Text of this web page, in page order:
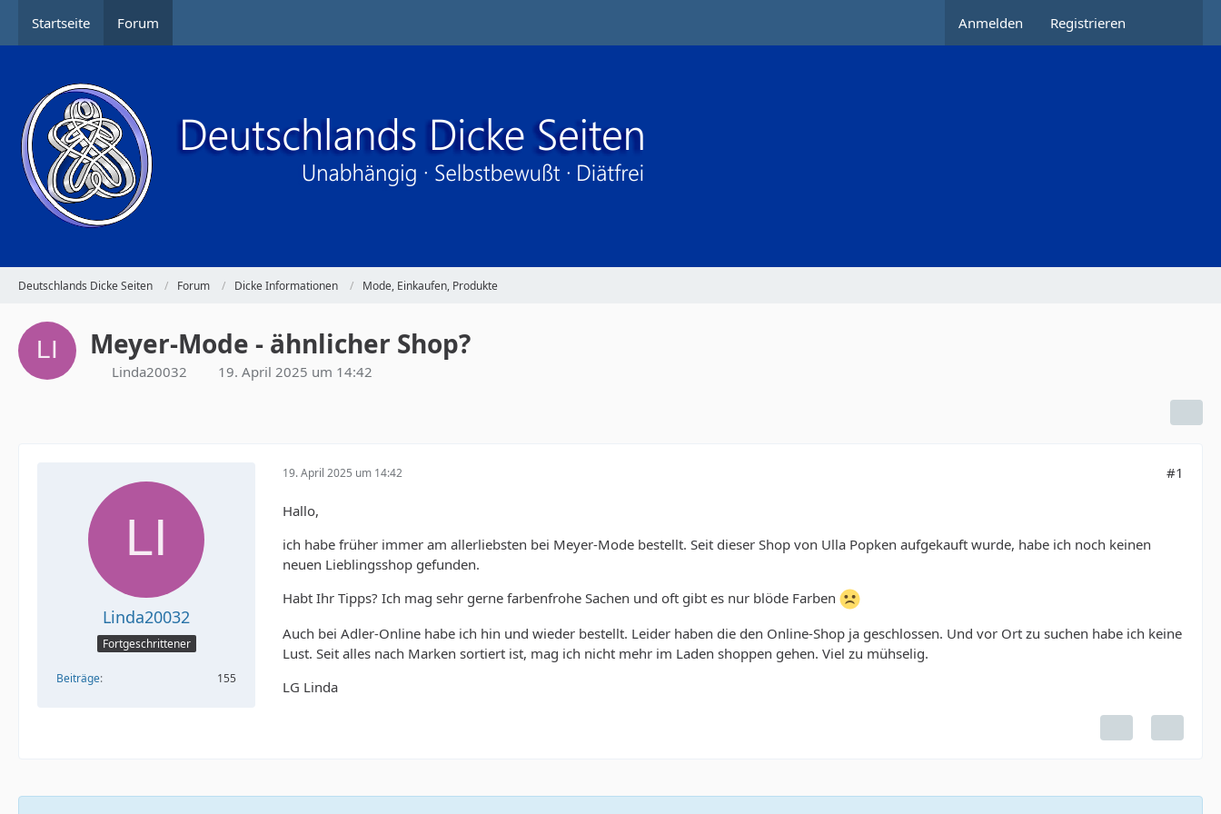
Startseite Forum Anmelden Registrieren
Deutschlands Dicke Seiten Forum Dicke Informationen Mode, Einkaufen, Produkte
Meyer-Mode - ähnlicher Shop?
Linda20032 19. April 2025 um 14:42
Linda20032
Fortgeschrittener
Beiträge 155
19. April 2025 um 14:42 #1
Hallo,
ich habe früher immer am allerliebsten bei Meyer-Mode bestellt. Seit dieser Shop von Ulla Popken aufgekauft wurde, habe ich noch keinen
neuen Lieblingsshop gefunden.
Habt Ihr Tipps? Ich mag sehr gerne farbenfrohe Sachen und oft gibt es nur blöde Farben
Auch bei Adler-Online habe ich hin und wieder bestellt. Leider haben die den Online-Shop ja geschlossen. Und vor Ort zu suchen habe ich keine
Lust. Seit alles nach Marken sortiert ist, mag ich nicht mehr im Laden shoppen gehen. Viel zu mühselig.
LG Linda